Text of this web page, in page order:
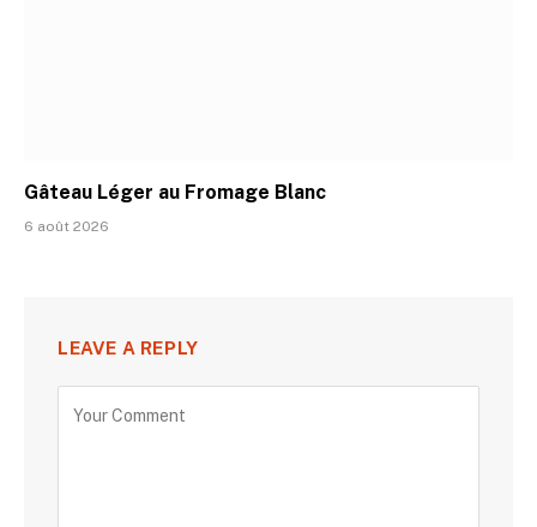
Gâteau Léger au Fromage Blanc
6 août 2026
LEAVE A REPLY